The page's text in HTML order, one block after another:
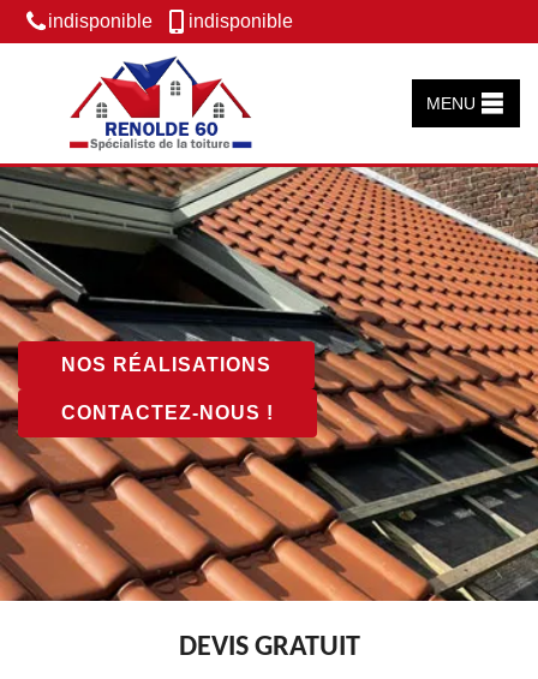
indisponible indisponible
MENU
NOS RÉALISATIONS
CONTACTEZ-NOUS !
DEVIS GRATUIT